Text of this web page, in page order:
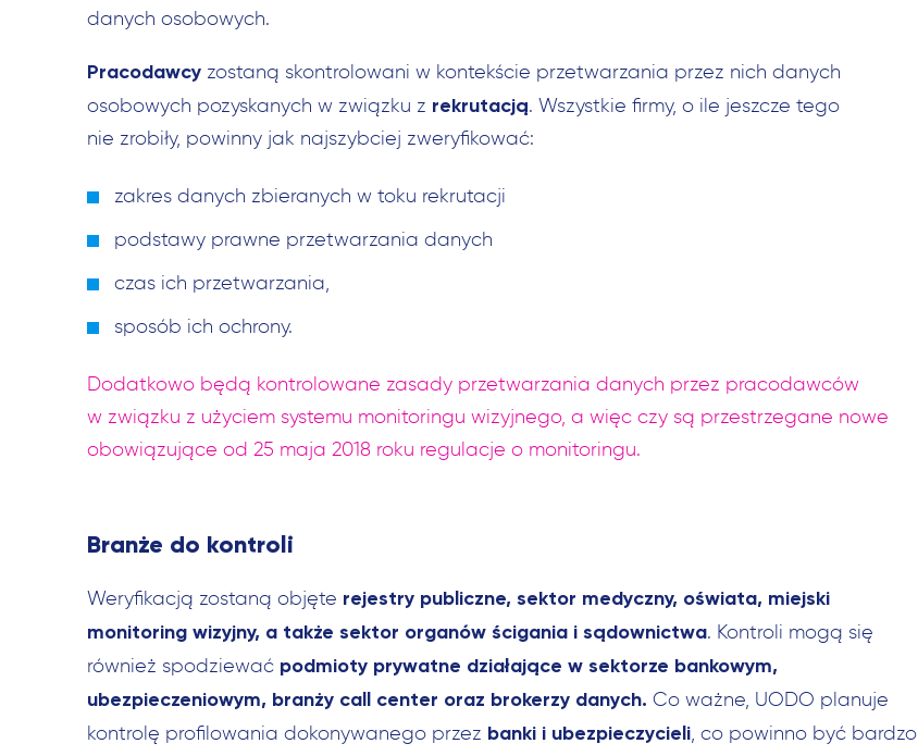
danych osobowych.
Pracodawcyzostaną skontrolowani w kontekście przetwarzania przez nich danych
osobowych pozyskanych w związku z rekrutacją. Wszystkie firmy, o ile jeszcze tego
nie zrobiły, powinny jak najszybciej zweryfikować:
zakres danych zbieranych w toku rekrutacji
podstawy prawne przetwarzania danych
czas ich przetwarzania,
sposób ich ochrony.
Dodatkowo będą kontrolowane zasady przetwarzania danych przez pracodawców
w związku z użyciem systemu monitoringu wizyjnego, a więc czy są przestrzegane nowe
obowiązujące od 25 maja 2018 roku regulacje o monitoringu.
Branże do kontroli
Weryfikacją zostaną objęte rejestry publiczne, sektor medyczny, oświata, miejski
monitoring wizyjny, a także sektor organów ścigania i sądownictwa. Kontroli mogą się
również spodziewać podmioty prywatne działające w sektorze bankowym,
ubezpieczeniowym, branży call center oraz brokerzy danych. Co ważne, UODO planuje
kontrolę profilowania dokonywanego przez banki i ubezpieczycieli, co powinno być bardzo